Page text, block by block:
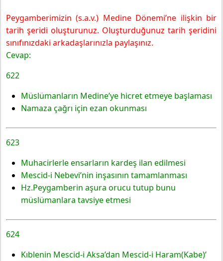
Peygamberimizin (s.a.v.) Medine Dönemi’ne ilişkin bir
tarih şeridi oluşturunuz. Oluşturduğunuz tarih şeridini
sınıfınızdaki arkadaşlarınızla paylaşınız.
Cevap:
622
Müslümanların Medine’ye hicret etmeye başlaması
Namaza çağrı için ezan okunması
623
Muhacirlerle ensarların kardeş ilan edilmesi
Mescid-i Nebevi’nin inşasının tamamlanması
Hz.Peygamberin aşura orucu tutup bunu
müslümanlara tavsiye etmesi
624
Kıblenin Mescid-i Aksa’dan Mescid-i Haram(Kabe)’